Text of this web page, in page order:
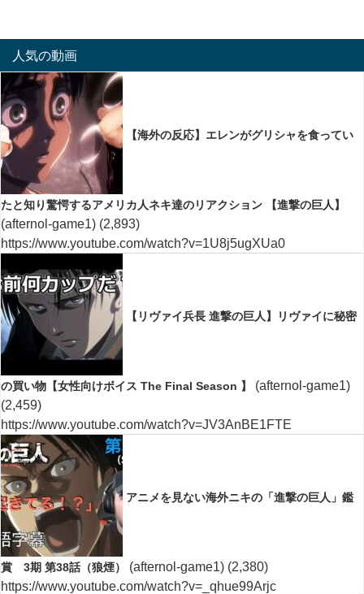
人気の動画
【海外の反応】エレンがグリシャを食ってい
たと知り驚愕するアメリカ人ネキ達のリアクション 【進撃の巨人】
(afternol-game1) (2,893)
https://www.youtube.com/watch?v=1U8j5ugXUa0
【リヴァイ兵長 進撃の巨人】リヴァイに秘密
の買い物【女性向けボイス The Final Season 】
(afternol-game1)
(2,459)
https://www.youtube.com/watch?v=JV3AnBE1FTE
アニメを見ない海外ニキの「進撃の巨人」鑑
賞 3期 第38話（狼煙） (afternol-game1) (2,380)
https://www.youtube.com/watch?v=_qhue99Arjc